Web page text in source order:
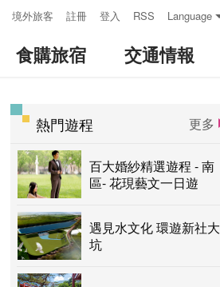
境外旅客 註冊 登入 RSS Language
食購旅宿 交通情報
熱門遊程 更多
百大婚紗精選遊程 - 南
區- 花現藝文一日遊
遇見水文化 環遊新社大
坑